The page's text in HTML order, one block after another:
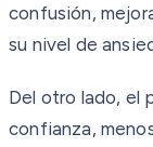
confusión,
su nivel de
Del otro lado, el
confianza,